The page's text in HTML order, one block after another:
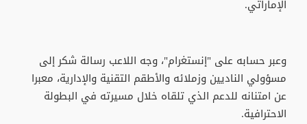
الإماراتي.
وعبر حسابه على "إنستغرام"، وجه اللاعب رسالة شكر إلى
مسؤولي الناديين وزملائه والأطقم التقنية والإدارية، معبرا
عن امتنانه للدعم الذي تلقاه خلال مسيرته في البطولة
الاحترافية.